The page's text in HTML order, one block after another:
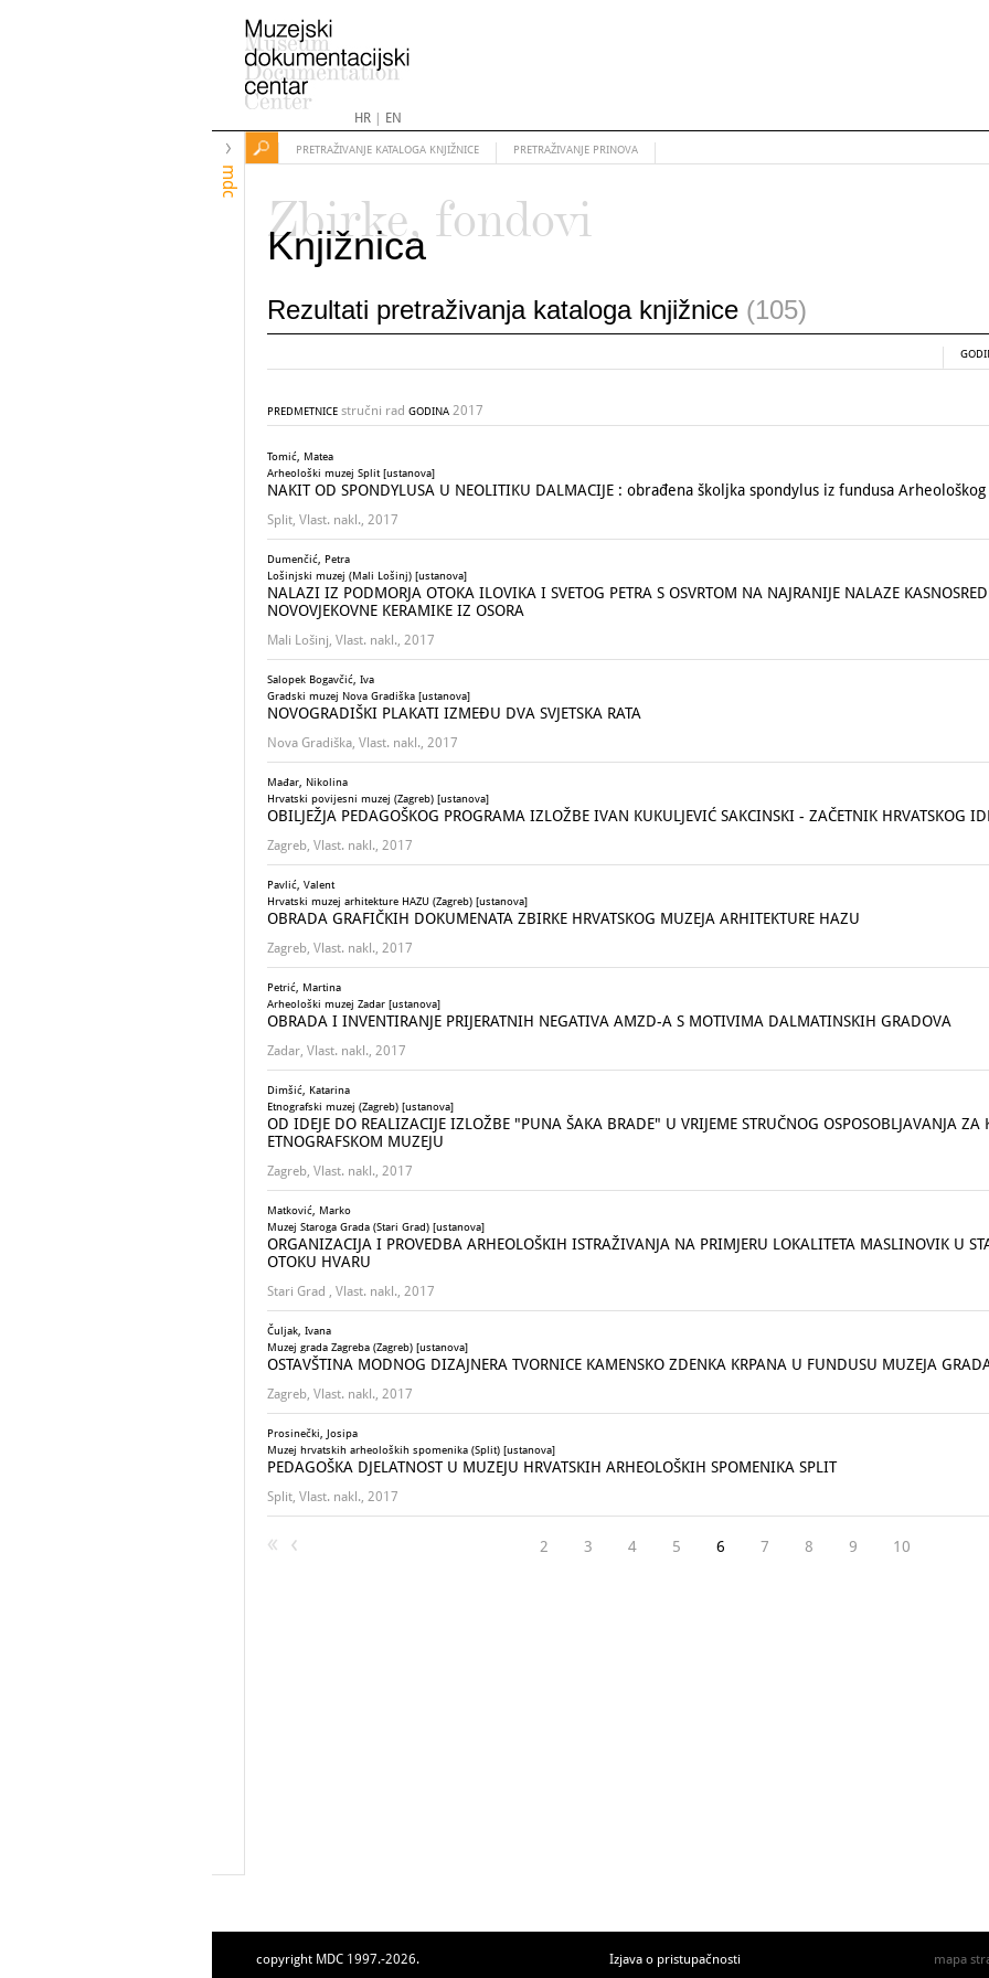
HR| EN
mdc
PRETRAŽIVANJE KATALOGA KNJIŽNICE PRETRAŽIVANJE PRINOVA
Zbirke, fondovi
Knjižnica
Rezultati pretraživanja kataloga knjižnice (105)
PREDMETNICE stručni rad GODINA 2017
Tomić, Matea
Arheološki muzej Split [ustanova]
NAKIT OD SPONDYLUSA U NEOLITIKU DALMACIJE : obrađena školjka spondylus iz fundusa
Split, Vlast. nakl., 2017
Dumenčić, Petra
Lošinjski muzej (Mali Lošinj) [ustanova]
NALAZI IZ PODMORJA OTOKA ILOVIKA I SVETOG PETRA S OSVRTOM NA NAJRANIJE NALAZE
NOVOVJEKOVNE KERAMIKE IZ OSORA
Mali Lošinj, Vlast. nakl., 2017
Salopek Bogavčić, Iva
Gradski muzej Nova Gradiška [ustanova]
NOVOGRADIŠKI PLAKATI IZMEĐU DVA SVJETSKA RATA
Nova Gradiška, Vlast. nakl., 2017
Mađar, Nikolina
Hrvatski povijesni muzej (Zagreb) [ustanova]
OBILJEŽJA PEDAGOŠKOG PROGRAMA IZLOŽBE IVAN KUKULJEVIĆ SAKCINSKI - ZAČETNIK HRVATSKOG
Zagreb, Vlast. nakl., 2017
Pavlić, Valent
Hrvatski muzej arhitekture HAZU (Zagreb) [ustanova]
OBRADA GRAFIČKIH DOKUMENATA ZBIRKE HRVATSKOG MUZEJA ARHITEKTURE HAZU
Zagreb, Vlast. nakl., 2017
Petrić, Martina
Arheološki muzej Zadar [ustanova]
OBRADA I INVENTIRANJE PRIJERATNIH NEGATIVA AMZD-A S MOTIVIMA DALMATINSKIH GRADOVA
Zadar, Vlast. nakl., 2017
Dimšić, Katarina
Etnografski muzej (Zagreb) [ustanova]
OD IDEJE DO REALIZACIJE IZLOŽBE "PUNA ŠAKA BRADE" U VRIJEME STRUČNOG OSPOSOBLJAVANJA ZA
ETNOGRAFSKOM MUZEJU
Zagreb, Vlast. nakl., 2017
Matković, Marko
Muzej Staroga Grada (Stari Grad) [ustanova]
ORGANIZACIJA I PROVEDBA ARHEOLOŠKIH ISTRAŽIVANJA NA PRIMJERU LOKALITETA MASLINOVIK U
OTOKU HVARU
Stari Grad , Vlast. nakl., 2017
Čuljak, Ivana
Muzej grada Zagreba (Zagreb) [ustanova]
OSTAVŠTINA MODNOG DIZAJNERA TVORNICE KAMENSKO ZDENKA KRPANA U FUNDUSU MUZEJA
Zagreb, Vlast. nakl., 2017
Prosinečki, Josipa
Muzej hrvatskih arheoloških spomenika (Split) [ustanova]
PEDAGOŠKA DJELATNOST U MUZEJU HRVATSKIH ARHEOLOŠKIH SPOMENIKA SPLIT
Split, Vlast. nakl., 2017
2 3 4 5 6 7 8 9 10
copyright MDC 1997.-2026. Izjava o pristupačnosti mapa